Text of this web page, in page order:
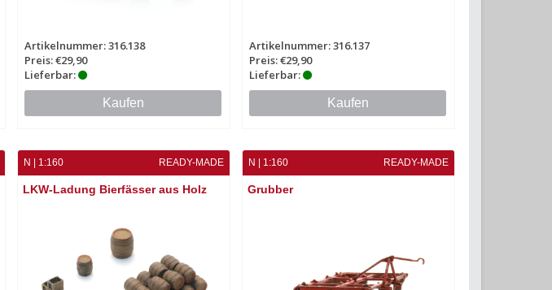
Artikelnummer: 316.138
Preis: €29,90
Lieferbar:
Kaufen
Artikelnummer: 316.137
Preis: €29,90
Lieferbar:
Kaufen
N | 1:160 READY-MADE
LKW-Ladung Bierfässer aus Holz
N | 1:160 READY-MADE
Grubber